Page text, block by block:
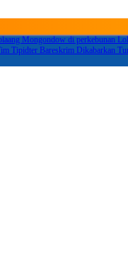
Mongondow di perkebunan
Tipidter Bareskrim Dikabarkan